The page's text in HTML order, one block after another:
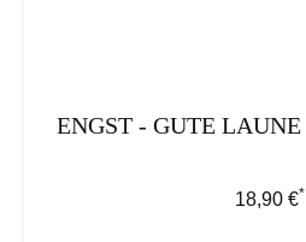
ENGST - GUTE
18,90 €*